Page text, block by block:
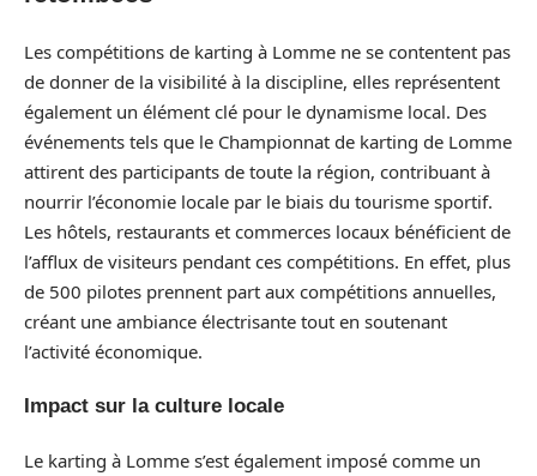
Les compétitions de karting à Lomme ne se contentent pas
de donner de la visibilité à la discipline, elles représentent
également un élément clé pour le dynamisme local. Des
événements tels que le Championnat de karting de Lomme
attirent des participants de toute la région, contribuant à
nourrir l’économie locale par le biais du tourisme sportif.
Les hôtels, restaurants et commerces locaux bénéficient de
l’afflux de visiteurs pendant ces compétitions. En effet, plus
de 500 pilotes prennent part aux compétitions annuelles,
créant une ambiance électrisante tout en soutenant
l’activité économique.
Impact sur la culture locale
Le karting à Lomme s’est également imposé comme un